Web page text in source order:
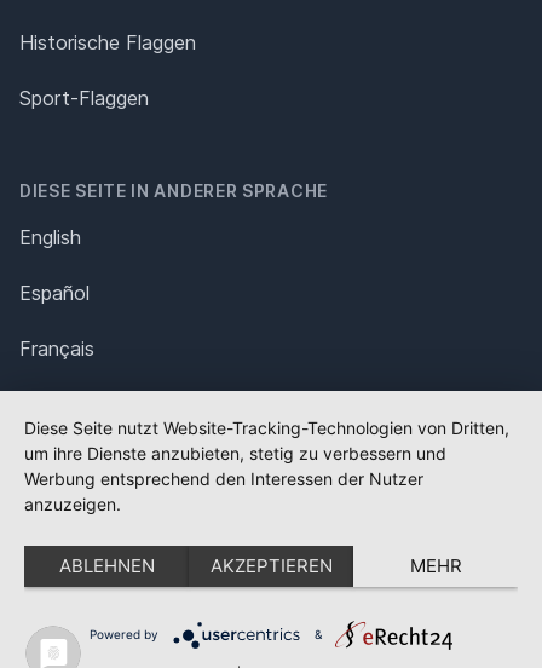
Historische Flaggen
Sport-Flaggen
DIESE SEITE IN ANDERER SPRACHE
English
Español
Français
Polska
Português
Nederlands
Svenska
Diese Seite nutzt Website-Tracking-Technologien von Dritten,
um ihre Dienste anzubieten, stetig zu verbessern und
Werbung entsprechend den Interessen der Nutzer
anzuzeigen.
ABLEHNEN AKZEPTIEREN MEHR
Powered by &